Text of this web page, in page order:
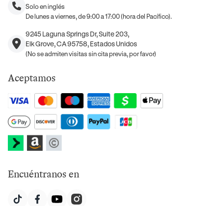
Solo en inglés
De lunes a viernes, de 9:00 a 17:00 (hora del Pacífico).
9245 Laguna Springs Dr, Suite 203,
Elk Grove, CA 95758, Estados Unidos
(No se admiten visitas sin cita previa, por favor)
Aceptamos
Encuéntranos en